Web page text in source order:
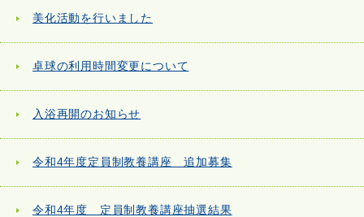
美化活動を行いました
卓球の利用時間変更について
入浴再開のお知らせ
令和4年度定員制教養講座 追加募集
令和4年度 定員制教養講座抽選結果